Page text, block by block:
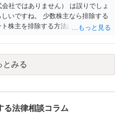
社ではありません） は誤りでしょ
いですね。 少数株主なら排除する
株主を排除する方法は現実的にあ
しかないでしょう。 また、出資者
な会社を立ち上げることも考えら
て、社長が没した後に相続人から承
私見ながらご参考まで。
とみる
る法律相談コラム